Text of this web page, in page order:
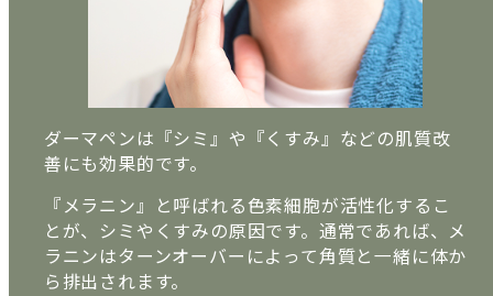
ダーマペンは『シミ』や『くすみ』などの肌質改
善にも効果的です。
『メラニン』と呼ばれる色素細胞が活性化するこ
とが、シミやくすみの原因です。通常であれば、メ
ラニンはターンオーバーによって角質と一緒に体か
ら排出されます。